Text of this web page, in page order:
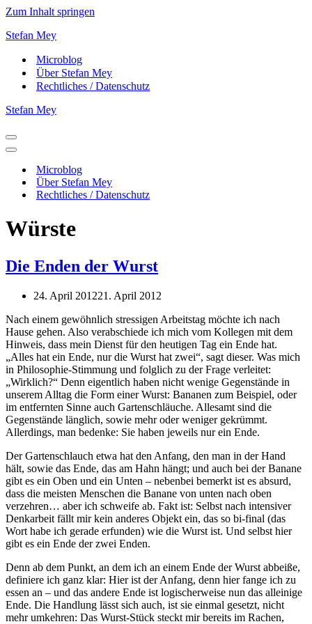
Zum Inhalt springen
Stefan Mey
Microblog
Über Stefan Mey
Rechtliches / Datenschutz
Stefan Mey
Navigationsmenü
Navigationsmenü
Microblog
Über Stefan Mey
Rechtliches / Datenschutz
Würste
Die Enden der Wurst
24. April 201221. April 2012
Nach einem gewöhnlich stressigen Arbeitstag möchte ich nach
Hause gehen. Also verabschiede ich mich vom Kollegen mit dem
Hinweis, dass mein Dienst für den heutigen Tag ein Ende hat.
„Alles hat ein Ende, nur die Wurst hat zwei“, sagt dieser. Was mich
in Philosophie-Stimmung und folglich zu der Frage verleitet:
„Wirklich?“ Denn eigentlich haben nicht wenige Gegenstände in
unserem Alltag die Form einer Wurst: Bananen zum Beispiel, oder
im entfernten Sinne auch Gartenschläuche. Allesamt sind die
Gegenstände länglich, sowie mehr oder weniger gekrümmt.
Allerdings, man bedenke: Sie haben jeweils nur ein Ende.
Der Gartenschlauch etwa hat den Anfang, den man in der Hand
hält, sowie das Ende, das am Hahn hängt; und auch bei der Banane
gibt es ein Oben und ein Unten – nebenbei bemerkt ist es absurd,
dass die meisten Menschen die Banane von unten nach oben
verzehren… aber ich schweife ab. Fakt ist: Selbst nach intensiver
Denkarbeit fällt mir kein anderes Objekt ein, das so bi-final (das
Wort habe ich gerade erfunden) wie die Wurst ist. Und selbst hier
gibt es ein Ende der zwei Enden.
Denn ab dem Punkt, an dem ich an einem Ende der Wurst abbeiße,
definiere ich ganz klar: Hier ist der Anfang, denn hier fange ich zu
essen an – und das andere Ende ist logischerweise nun das alleinige
Ende. Die Handlung lässt sich auch, ist sie einmal gesetzt, nicht
mehr umkehren: Das Wurst-Stück steckt mir bereits im Rachen,